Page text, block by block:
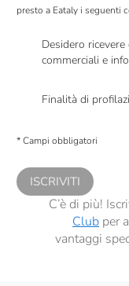
presto a Eataly i seguenti
Desidero
commerciali e
Finalità di
comunicazioni
* Campi obbligatori
ISCRIVITI
C’è di più!
Clubper
vantaggi